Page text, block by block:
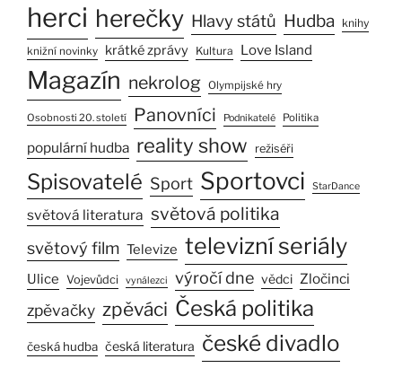
herci herečky Hlavy států Hudba knihy
knižní novinky krátké zprávy Kultura Love Island
Magazín nekrolog Olympijské hry
Osobnosti 20. století Panovníci Podnikatelé Politika
populární hudba reality show režiséři
Spisovatelé Sport Sportovci StarDance
světová literatura světová politika
světový film Televize televizní seriály
Ulice Vojevůdci vynálezci výročí dne vědci Zločinci
zpěvačky zpěváci Česká politika
česká hudba česká literatura české divadlo